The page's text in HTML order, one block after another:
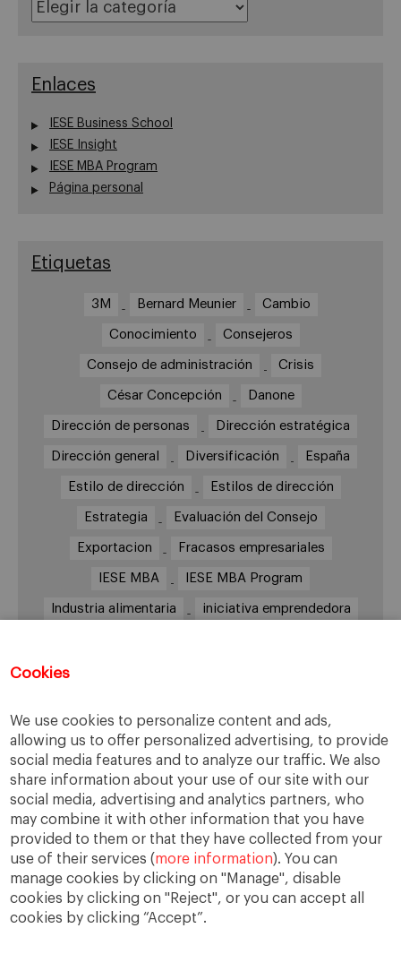
Cookies
We use cookies to personalize content and ads,
allowing us to offer personalized advertising, to provide
social media features and to analyze our traffic. We also
share information about your use of our site with our
social media, advertising and analytics partners, who
may combine it with other information that you have
provided to them or that they have collected from your
use of their services (more information). You can
manage cookies by clicking on "Manage", disable
cookies by clicking on "Reject", or you can accept all
cookies by clicking “Accept”.
Enlaces
IESE Business School
IESE Insight
IESE MBA Program
Página personal
Etiquetas
3M Bernard Meunier Cambio
Conocimiento Consejeros
Consejo de administración Crisis
César Concepción Danone
Dirección de personas Dirección estratégica
Dirección general Diversificación España
Estilo de dirección Estilos de dirección
Estrategia Evaluación del Consejo
Exportacion Fracasos empresariales
IESE MBA IESE MBA Program
Industria alimentaria iniciativa emprendedora
México Nestlé Novartis Presupuesto
Retos Sector de la Alimentación y las bebidas
Setor Alimentario Telento
Transformación Vademécum alimentario